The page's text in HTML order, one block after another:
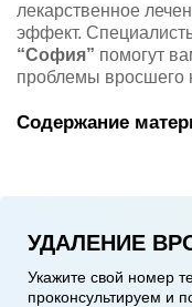
лекарственное
эффект.
“София” помогут
проблемы вросшего
Содержание
УДАЛЕНИЕ
Укажите свой номер
проконсультируем и